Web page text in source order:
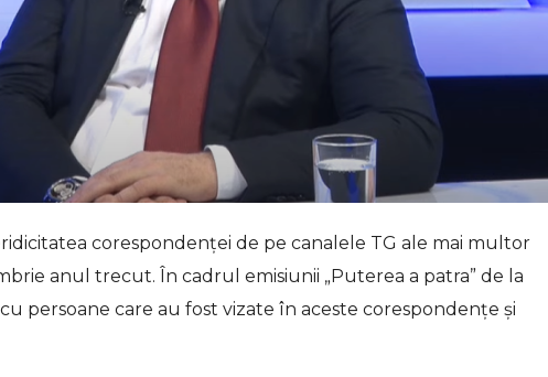
corespondenței de pe canalele TG ale mai multor
anul trecut. În cadrul emisiunii „Puterea a patra” de la
persoane care au fost vizate în aceste corespondențe și